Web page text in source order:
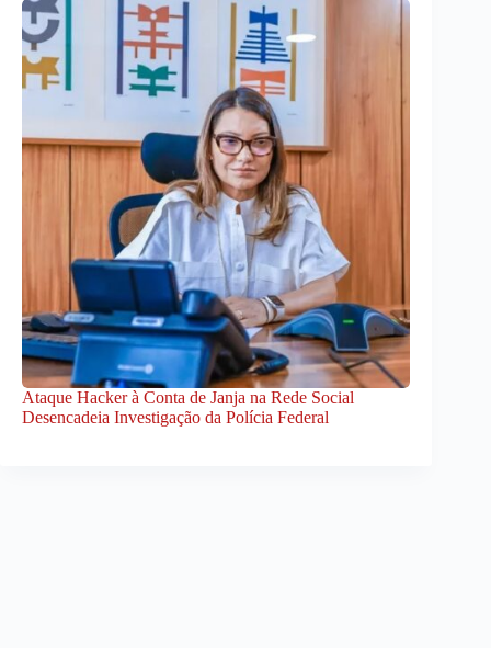
Ataque Hacker à Conta de Janja na Rede Social
Desencadeia Investigação da Polícia Federal